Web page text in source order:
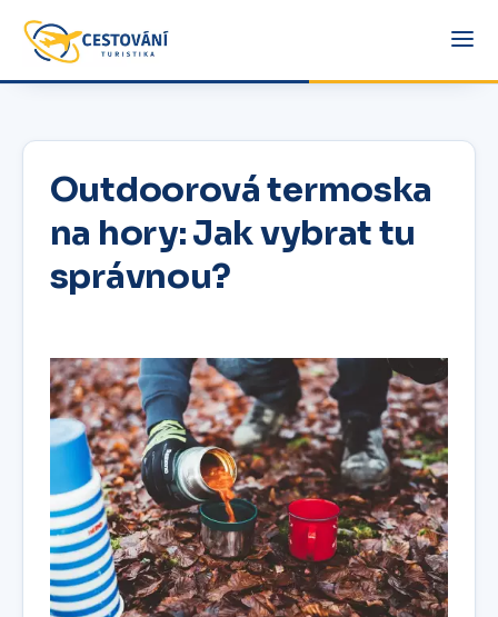
Outdoorová termoska
na hory: Jak vybrat tu
správnou?